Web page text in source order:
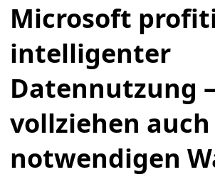
Microsoft
intelligenter
Datennutzung –
vollziehen auch
notwendigen